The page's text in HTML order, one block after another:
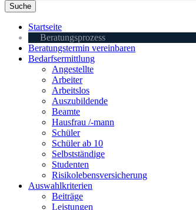
Startseite
Beratungsprozess
Beratungstermin vereinbaren
Bedarfsermittlung
Angestellte
Arbeiter
Arbeitslos
Auszubildende
Beamte
Hausfrau /-mann
Schüler
Schüler ab 10
Selbstständige
Studenten
Risikolebensversicherung
Auswahlkriterien
Beiträge
Leistungen